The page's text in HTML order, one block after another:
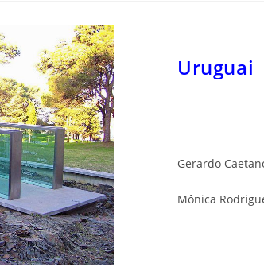
Uruguai
Gerardo
Mônica